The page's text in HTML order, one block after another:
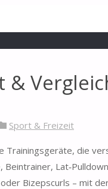
Sport & Freizeit
Trainingsgeräte, die
Beintrainer,
Bizepscurls – mit